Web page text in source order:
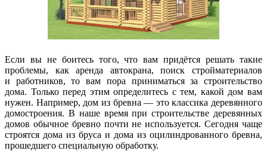
Если вы не боитесь того, что вам придётся решать такие
проблемы, как аренда автокрана, поиск стройматериалов
и работников, то вам пора приниматься за строительство
дома. Только перед этим определитесь с тем, какой дом вам
нужен. Например, дом из бревна — это классика деревянного
домостроения. В наше время при строительстве деревянных
домов обычное бревно почти не используется. Сегодня чаще
строятся дома из бруса и дома из оцилиндрованного бревна,
прошедшего специальную обработку.